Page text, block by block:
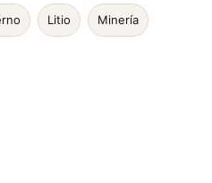
Litio Minería